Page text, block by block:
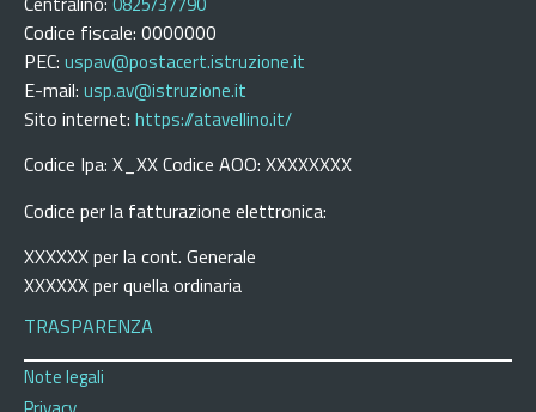
Codice fiscale: 0000000
PEC: uspav@postacert.istruzione.it
E-mail: usp.av@istruzione.it
Sito internet: https://atavellino.it/
Codice Ipa: X_XX Codice AOO: XXXXXXXX
Codice per la fatturazione elettronica:
XXXXXX per la cont. Generale
XXXXXX per quella ordinaria
TRASPARENZA
Note legali